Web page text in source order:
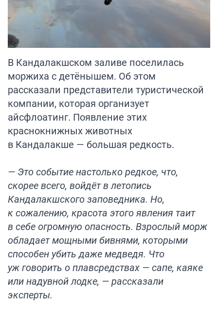
В Кандалакшском заливе поселилась
моржиха с детёнышем. Об этом
рассказали представители туристической
компании, которая организует
айсфлоатинг. Появление этих
краснокнижных животных
в Кандалакше — большая редкость.
— Это событие настолько редкое, что,
скорее всего, войдёт в летопись
Кандалакшского заповедника. Но,
к сожалению, красота этого явления таит
в себе огромную опасность. Взрослый морж
обладает мощными бивнями, которыми
способен убить даже медведя. Что
уж говорить о плавсредствах — сапе, каяке
или надувной лодке, — рассказали
эксперты.